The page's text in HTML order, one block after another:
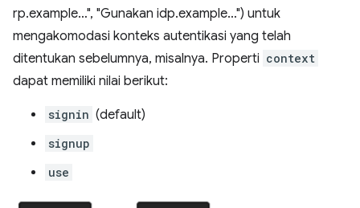
rp.example…", "Gunakan idp.example…") untuk
mengakomodasi konteks autentikasi yang telah
ditentukan sebelumnya, misalnya. Properti context
dapat memiliki nilai berikut:
signin (default)
signup
use